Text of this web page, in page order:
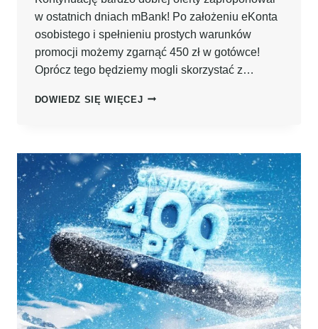
w ostatnich dniach mBank! Po założeniu eKonta
osobistego i spełnieniu prostych warunków
promocji możemy zgarnąć 450 zł w gotówce!
Oprócz tego będziemy mogli skorzystać z…
DOWIEDZ SIĘ WIĘCEJZYSKAJ
PREMII
PO
ZAŁOŻENIU
EKONTA
W
MBANKU
+
OSZCZĘDZAJ
NA
8,0%!